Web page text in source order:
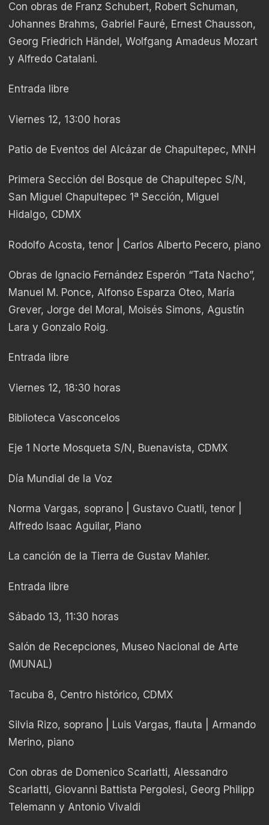
Con obras de Franz Schubert, Robert Schuman,
Johannes Brahms, Gabriel Fauré, Ernest Chausson,
Georg Friedrich Händel, Wolfgang Amadeus Mozart
y Alfredo Catalani.
Entrada libre
Viernes 12, 13:00 horas
Patio de Eventos del Alcázar de Chapultepec, MNH
Primera Sección del Bosque de Chapultepec S/N,
San Miguel Chapultepec 1ª Sección, Miguel
Hidalgo, CDMX
Rodolfo Acosta, tenor | Carlos Alberto Pecero, piano
Obras de Ignacio Fernández Esperón “Tata Nacho”,
Manuel M. Ponce, Alfonso Esparza Oteo, María
Grever, Jorge del Moral, Moisés Simons, Agustín
Lara y Gonzalo Roig.
Entrada libre
Viernes 12, 18:30 horas
Biblioteca Vasconcelos
Eje 1 Norte Mosqueta S/N, Buenavista, CDMX
Día Mundial de la Voz
Norma Vargas, soprano | Gustavo Cuatli, tenor |
Alfredo Isaac Aguilar, Piano
La canción de la Tierra de Gustav Mahler.
Entrada libre
Sábado 13, 11:30 horas
Salón de Recepciones, Museo Nacional de Arte
(MUNAL)
Tacuba 8, Centro histórico, CDMX
Silvia Rizo, soprano | Luis Vargas, flauta | Armando
Merino, piano
Con obras de Domenico Scarlatti, Alessandro
Scarlatti, Giovanni Battista Pergolesi, Georg Philipp
Telemann y Antonio Vivaldi